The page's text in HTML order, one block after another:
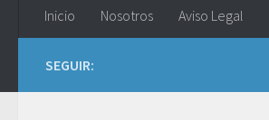
Inicio Nosotros Aviso Legal
SEGUIR: